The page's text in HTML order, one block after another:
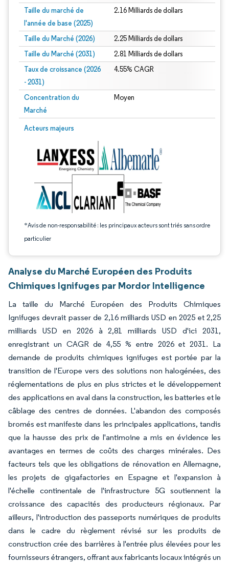
Taille du marché de
l'année de base (2025)
2.16 Milliards de dollars
Taille du Marché (2026) 2.25 Milliards de dollars
Taille du Marché (2031) 2.81 Milliards de dollars
Taux de croissance (2026
- 2031)
4.55% CAGR
Concentration du
Marché
Moyen
Acteurs majeurs
*Avis de non-responsabilité : les principaux acteurs sont triés sans ordre
particulier
Image © Mordor Intelligence. La réutilisation nécessite une attribution sous CC
Analyse du Marché Européen des Produits
Chimiques Ignifuges par Mordor Intelligence
La taille du Marché Européen des Produits Chimiques
Ignifuges devrait passer de 2,16 milliards USD en 2025 et 2,25
milliards USD en 2026 à 2,81 milliards USD d'ici 2031,
enregistrant un CAGR de 4,55 % entre 2026 et 2031. La
demande de produits chimiques ignifuges est portée par la
transition de l'Europe vers des solutions non halogénées, des
réglementations de plus en plus strictes et le développement
des applications en aval dans la construction, les batteries et le
câblage des centres de données. L'abandon des composés
bromés est manifeste dans les principales applications, tandis
que la hausse des prix de l'antimoine a mis en évidence les
avantages en termes de coûts des charges minérales. Des
facteurs tels que les obligations de rénovation en Allemagne,
les projets de gigafactories en Espagne et l'expansion à
l'échelle continentale de l'infrastructure 5G soutiennent la
croissance des capacités des producteurs régionaux. Par
ailleurs, l'introduction des passeports numériques de produits
dans le cadre du règlement révisé sur les produits de
construction crée des barrières à l'entrée plus élevées pour les
fournisseurs étrangers, offrant aux fabricants locaux intégrés un